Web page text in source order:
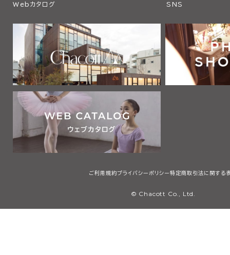
Webカタログ SNS
ご利用規約プライバシーポリシー 特定商取引法に関する
© Chacott Co., Ltd.